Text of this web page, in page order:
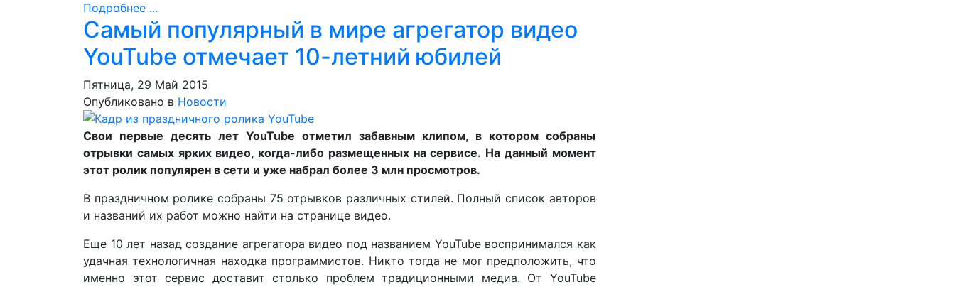
Подробнее ...
Самый популярный в мире агрегатор видео
YouTube отмечает 10-летний юбилей
Пятница, 29 Май 2015
Опубликовано в Новости
Свои первые десять лет YouTube отметил забавным клипом, в котором собраны
отрывки самых ярких видео, когда-либо размещенных на сервисе. На данный момент
этот ролик популярен в сети и уже набрал более 3 млн просмотров.
В праздничном ролике собраны 75 отрывков различных стилей. Полный список авторов
и названий их работ можно найти на странице видео.
Еще 10 лет назад создание агрегатора видео под названием YouTube воспринимался как
удачная технологичная находка программистов. Никто тогда не мог предположить, что
именно этот сервис доставит столько проблем традиционными медиа. От YouTube